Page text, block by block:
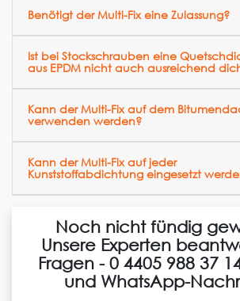
Benötigt der Multi-Fix eine Zulassung?
Ist bei Stockschrauben eine
aus EPDM nicht auch ausreichend
Kann der Multi-Fix auf dem
verwenden werden?
Kann der Multi-Fix auf jeder
Kunststoffabdichtung eingesetzt
Noch nicht fündig
Unsere Experten
Fragen - 0 4405 988 37
und WhatsApp-